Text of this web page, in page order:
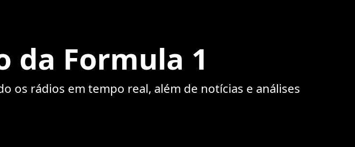
da Formula 1
os rádios em tempo real, além de notícias e análises